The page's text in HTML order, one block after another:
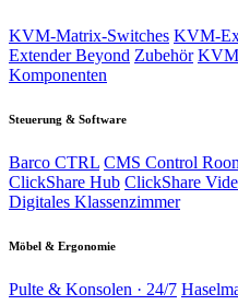
KVM-Matrix-Switches KVM-
Extender Beyond Zubehör
Komponenten
Steuerung & Software
Barco CTRL CMS Control
ClickShare Hub ClickShare
Digitales Klassenzimmer
Möbel & Ergonomie
Pulte & Konsolen · 24/7